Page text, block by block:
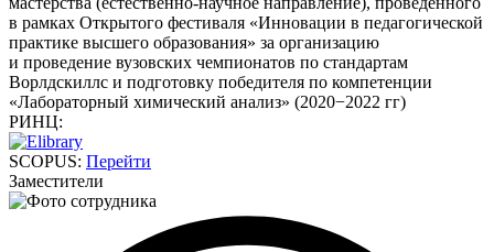
в рамках Открытого фестиваля «Инновации в педагогической
практике высшего образования» за организацию
и проведение вузовских чемпионатов по стандартам
Ворлдскиллс и подготовку победителя по компетенции
«Лабораторный химический анализ» (2020−2022 гг)
РИНЦ:
SCOPUS: Перейти
Заместители